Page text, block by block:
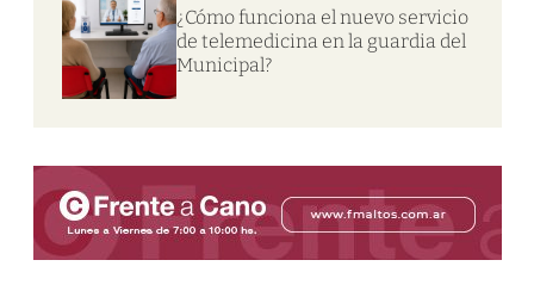
¿Cómo funciona el nuevo servicio
de telemedicina en la guardia del
Municipal?